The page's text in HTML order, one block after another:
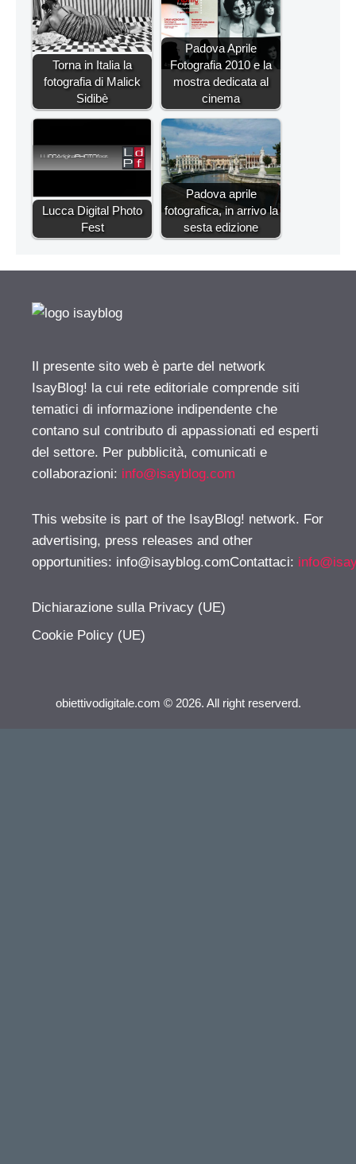
Torna in Italia la
fotografia di Malick
Sidibè
Padova Aprile
Fotografia 2010 e la
mostra dedicata al
cinema
Lucca Digital Photo
Fest
Padova aprile
fotografica, in arrivo la
sesta edizione
Il presente sito web è parte del network
IsayBlog! la cui rete editoriale comprende siti
tematici di informazione indipendente che
contano sul contributo di appassionati ed esperti
del settore. Per pubblicità, comunicati e
collaborazioni: info@isayblog.com
This website is part of the IsayBlog! network. For
advertising, press releases and other
opportunities: info@isayblog.comContattaci:
Dichiarazione sulla Privacy (UE)
Cookie Policy (UE)
obiettivodigitale.com © 2026. All right reserverd.